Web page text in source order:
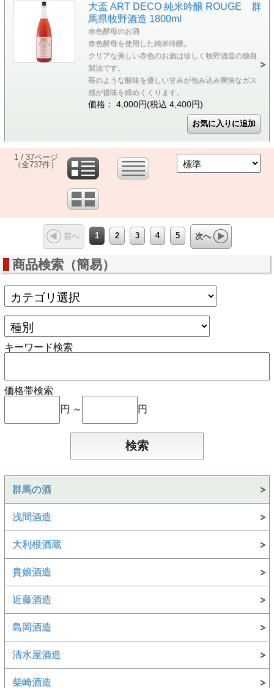
大盃 ART DECO 純米吟醸 ROUGE 群
馬県牧野酒造 1800ml
赤色酵母のお酒
赤色酵母を使用した純米吟醸。
クリアな美しい赤色のお酒は珍しく牧野酒造の独自
製法です。
苺のような酸味を優しい甘みが包み込み爽快なガス
感が後味を締めくくります。
価格： 4,000円(税込 4,400円)
1 / 37ページ
（全737件）
前へ 1 2 3 4 5 次へ
商品検索（簡易）
キーワード検索
価格帯検索
円 ～
円
群馬の酒
浅間酒造
大利根酒蔵
貴娘酒造
近藤酒造
島岡酒造
清水屋酒造
柴崎酒造